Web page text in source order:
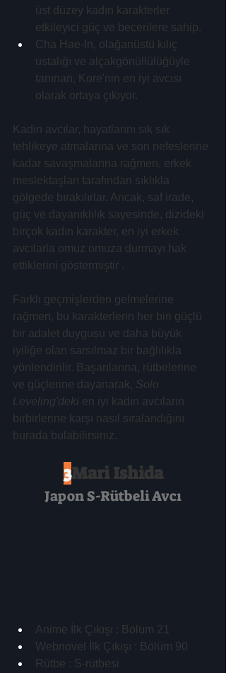
üst düzey kadın karakterler
etkileyici güç ve becerilere sahip.
Cha Hae-In, olağanüstü kılıç
ustalığı ve alçakgönüllülüğüyle
tanınan, Kore'nin en iyi avcısı
olarak ortaya çıkıyor.
Kadın avcılar, hayatlarını sık sık
tehlikeye atmalarına ve son nefeslerine
kadar savaşmalarına rağmen, erkek
meslektaşları tarafından sıklıkla
gölgede bırakılırlar. Ancak, saf irade,
güç ve dayanıklılık sayesinde, dizideki
birçok kadın karakter, en iyi erkek
avcılarla omuz omuza durmayı hak
ettiklerini göstermiştir .
Farklı geçmişlerden gelmelerine
rağmen, bu karakterlerin her biri güçlü
bir adalet duygusu ve daha büyük
iyiliğe olan sarsılmaz bir bağlılıkla
yönlendirilir. Başarılarına, rütbelerine
ve güçlerine dayanarak, Solo
Leveling'deki en iyi kadın avcıların
birbirlerine karşı nasıl sıralandığını
burada bulabilirsiniz.
3Mari Ishida
Japon S-Rütbeli Avcı
Anime İlk Çıkışı : Bölüm 21
Webnovel İlk Çıkışı : Bölüm 90
Rütbe : S-rütbesi